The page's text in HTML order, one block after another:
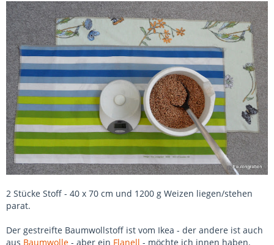
2 Stücke Stoff - 40 x 70 cm und 1200 g Weizen liegen/stehen
parat.
Der gestreifte Baumwollstoff ist vom Ikea - der andere ist auch
aus Baumwolle - aber ein Flanell - möchte ich innen haben.